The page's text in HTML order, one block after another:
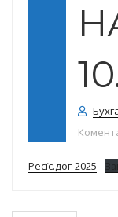
Реєїс.дог-2025